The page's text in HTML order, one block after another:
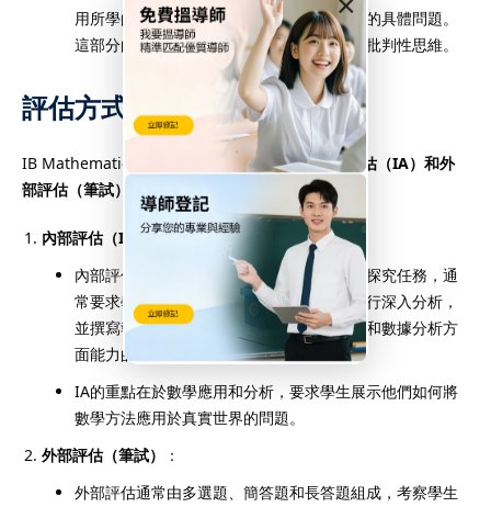
用所學的數學工具和方法來解決現實世界中的具體問題。
這部分的重點是增強學生的問題解決能力和批判性思維。
評估方式
IB Mathematics AI SL的評估分為兩部分：內部評估（IA）和外
部評估（筆試）
內部評估（IA）：
內部評估是學生在課程期間進行的一項數學探究任務，通
常要求學生選擇一個實際問題或數學問題進行深入分析，
並撰寫報告。這是學生展示他們在數學建模和數據分析方
面能力的機會。
IA的重點在於數學應用和分析，要求學生展示他們如何將
數學方法應用於真實世界的問題。
外部評估（筆試）
：
外部評估通常由多選題、簡答題和長答題組成，考察學生